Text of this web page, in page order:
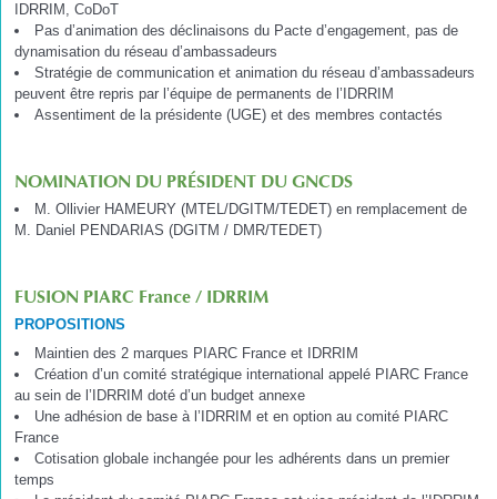
IDRRIM, CoDoT
Pas d’animation des déclinaisons du Pacte d’engagement, pas de
dynamisation du réseau d’ambassadeurs
Stratégie de communication et animation du réseau d’ambassadeurs
peuvent être repris par l’équipe de permanents de l’IDRRIM
Assentiment de la présidente (UGE) et des membres contactés
NOMINATION DU PRÉSIDENT DU GNCDS
M. Ollivier HAMEURY (MTEL/DGITM/TEDET) en remplacement de
M. Daniel PENDARIAS (DGITM / DMR/TEDET)
FUSION PIARC France / IDRRIM
PROPOSITIONS
Maintien des 2 marques PIARC France et IDRRIM
Création d’un comité stratégique international appelé PIARC France
au sein de l’IDRRIM doté d’un budget annexe
Une adhésion de base à l’IDRRIM et en option au comité PIARC
France
Cotisation globale inchangée pour les adhérents dans un premier
temps